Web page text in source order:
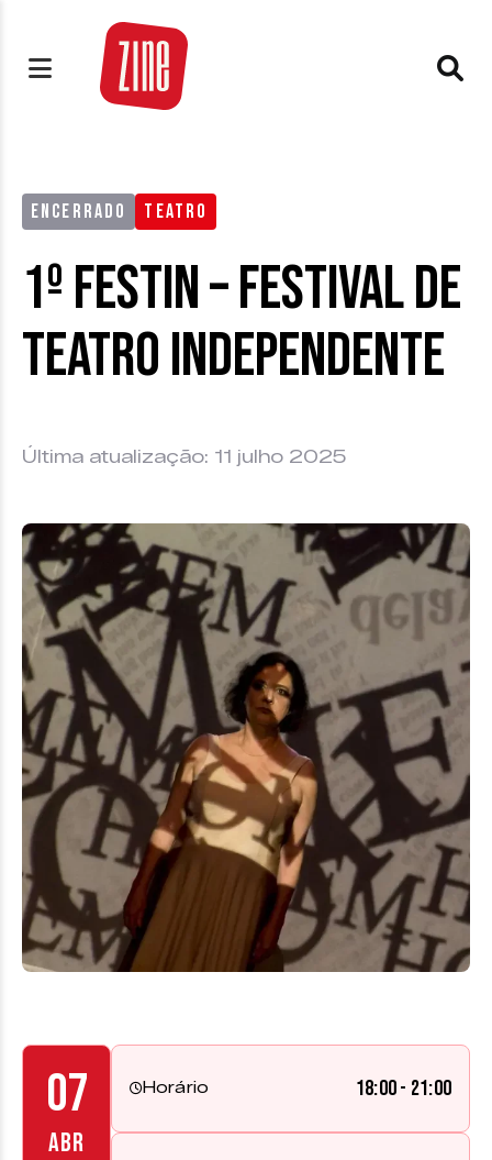
ENCERRADO TEATRO
1º FESTIN – Festival de
Teatro Independente
Última atualização: 11 julho 2025
07
ABR
Horário 18:00 - 21:00